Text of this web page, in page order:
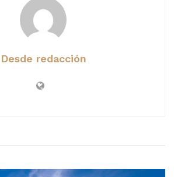
Desde redacción